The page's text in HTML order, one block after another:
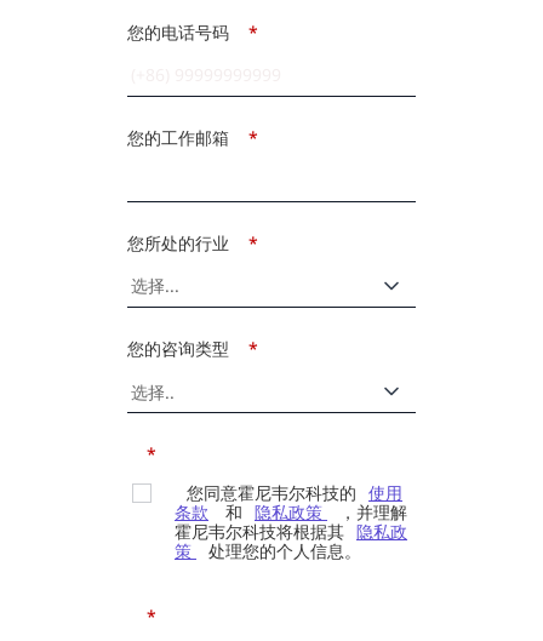
*
您的电话号码
*
您的工作邮箱
*
您所处的行业
*
您的咨询类型
*
您同意霍尼韦尔科技的 使用
条款
和 隐私政策
，并理解
霍尼韦尔科技将根据其 隐私政
策
处理您的个人信息。
*